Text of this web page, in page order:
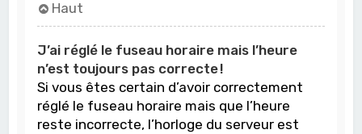
Haut
J’ai réglé le fuseau horaire mais l’heure
n’est toujours pas correcte !
Si vous êtes certain d’avoir correctement
réglé le fuseau horaire mais que l’heure
reste incorrecte, l’horloge du serveur est